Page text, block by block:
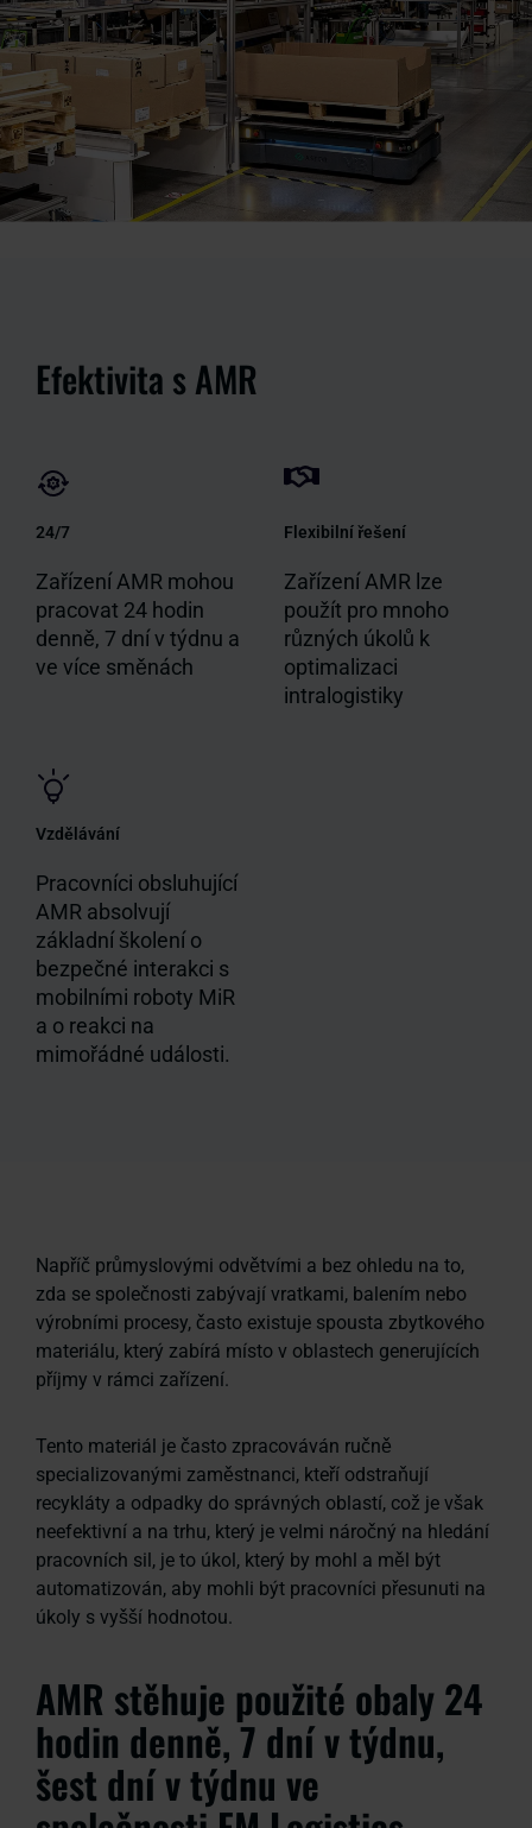
Efektivita s AMR
24/7
Zařízení AMR mohou
pracovat 24 hodin
denně, 7 dní v týdnu a
ve více směnách
Flexibilní řešení
Zařízení AMR lze
použít pro mnoho
různých úkolů k
optimalizaci
intralogistiky
Vzdělávání
Pracovníci obsluhující
AMR absolvují
základní školení o
bezpečné interakci s
mobilními roboty MiR
a o reakci na
mimořádné události.
Napříč průmyslovými odvětvími a bez ohledu na to,
zda se společnosti zabývají vratkami, balením nebo
výrobními procesy, často existuje spousta zbytkového
materiálu, který zabírá místo v oblastech generujících
příjmy v rámci zařízení.
Tento materiál je často zpracováván ručně
specializovanými zaměstnanci, kteří odstraňují
recykláty a odpadky do správných oblastí, což je však
neefektivní a na trhu, který je velmi náročný na hledání
pracovních sil, je to úkol, který by mohl a měl být
automatizován, aby mohli být pracovníci přesunuti na
úkoly s vyšší hodnotou.
AMR stěhuje použité obaly 24
hodin denně, 7 dní v týdnu,
šest dní v týdnu ve